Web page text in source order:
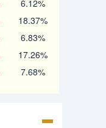
6.12%
18.37%
6.83%
17.26%
7.68%